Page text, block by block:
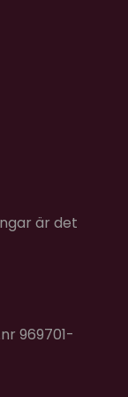
aldrig
för sig
ruffs i
han helt
!!
★ ★ ★★
är det
969701-